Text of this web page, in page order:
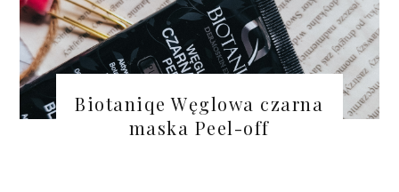
Biotaniqe Węglowa czarna
maska Peel-off